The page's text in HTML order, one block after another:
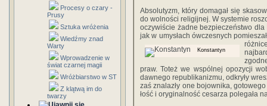
Procesy o czary -
Prusy
Sztuka wróżenia
Wiedźmy znad
Warty
Wprowadzenie w
świat czarnej magii
Wróżbiarstwo w ST
Z klątwą im do
twarzy
Absolutyzm, który domagał się
do wolności religijnej. W systemie
oczywiście żadne bezpieczeństwo
jak w umysłach ówczesnych
Konstantyn
praw. Toteż we wspólnej opozycji
dawnego republikanizmu, odkryły
zaś znalazły one bojownika,
łość i oryginalność cesarza polegała